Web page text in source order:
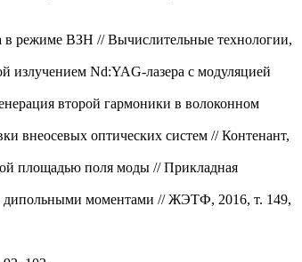
режиме ВЗН // Вычислительные технологии,
Nd:YAG-лазера с модуляцией
второй гармоники в волоконном
оптических систем // Контенант,
площадью поля моды // Прикладная
дипольными моментами // ЖЭТФ, 2016, т. 149,